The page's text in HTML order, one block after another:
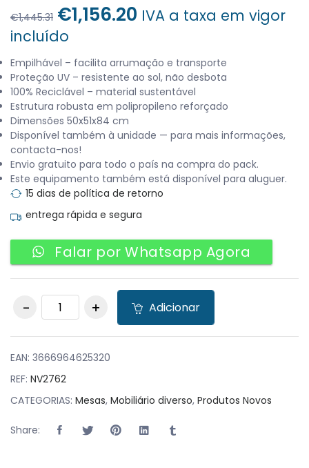
€1,445.31 O
preço
original
era:
€1,445.31.
€1,156.20 O
é:
€1,156.20.
IVA a taxa em vigor
incluído
Empilhável – facilita arrumação e transporte
Proteção UV – resistente ao sol, não desbota
100% Reciclável – material sustentável
Estrutura robusta em polipropileno reforçado
Dimensões 50x51x84 cm
Disponível também à unidade — para mais informações,
contacta-nos!
Envio gratuito para todo o país na compra do pack.
Este equipamento também está disponível para aluguer.
15 dias de política de retorno
entrega rápida e segura
Falar por Whatsapp Agora
Pack 25 Mesas PRIME
Laranja quantity
Adicionar
EAN: 3666964625320
REF: NV2762
CATEGORIAS: Mesas, Mobiliário diverso, Produtos Novos
Share: